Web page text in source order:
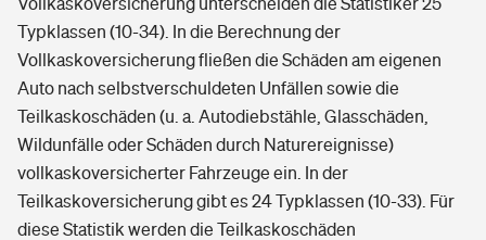
Typklassen (10-34). In die Berechnung der
Vollkaskoversicherung fließen die Schäden am eigenen
Auto nach selbstverschuldeten Unfällen sowie die
Teilkaskoschäden (u. a. Autodiebstähle, Glasschäden,
Wildunfälle oder Schäden durch Naturereignisse)
vollkaskoversicherter Fahrzeuge ein. In der
Teilkaskoversicherung gibt es 24 Typklassen (10-33). Für
diese Statistik werden die Teilkaskoschäden